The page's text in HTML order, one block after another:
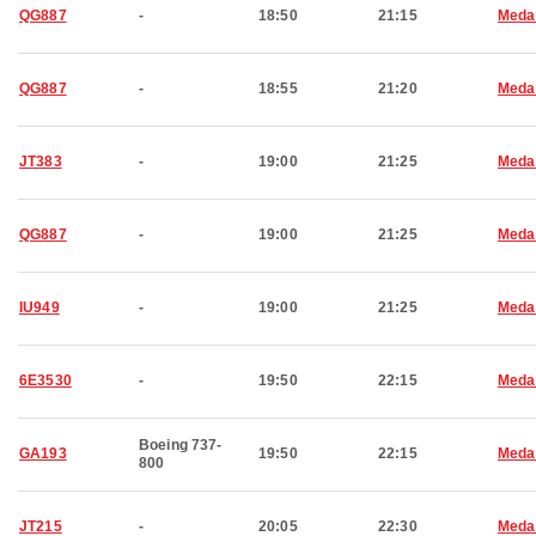
QG887 - 18:50 21:15
QG887 - 18:55 21:20
JT383 - 19:00 21:25
QG887 - 19:00 21:25
IU949 - 19:00 21:25
6E3530 - 19:50 22:15
GA193
Boeing 737-
800
19:50 22:15
JT215 - 20:05 22:30